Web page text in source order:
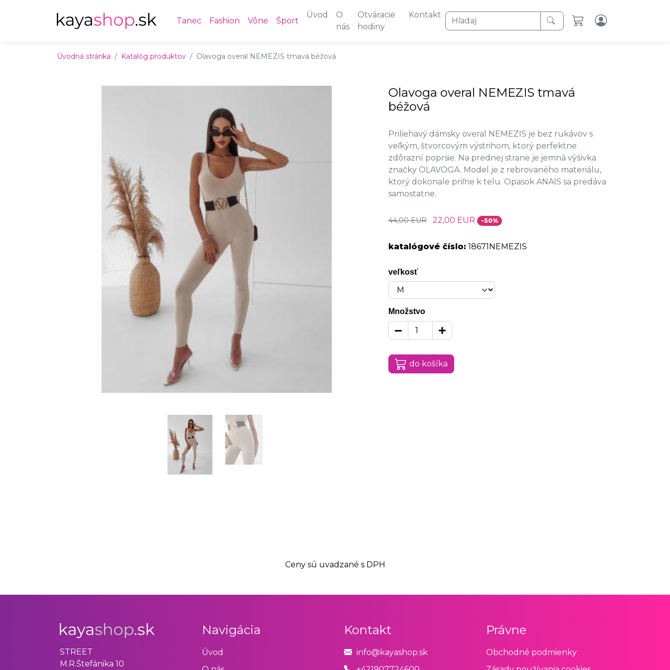
Tanec
Fashion Vône Šport
Úvod
O
nás
Otváracie
hodiny
Kontakt Hľadaj
Úvodná stránka Katalóg produktov Olavoga overal NEMEZIS tmavá béžová
Olavoga overal NEMEZIS tmavá
béžová
Priliehavý dámsky overal NEMEZIS je bez rukávov s
veľkým, štvorcovým výstrihom, ktorý perfektne
zdôrazní poprsie. Na prednej strane je jemná výšivka
značky OLAVOGA. Model je z rebrovaného materiálu,
ktorý dokonale priľne k telu. Opasok ANAIS sa predáva
samostatne.
44,00 EUR 22,00 EUR -50%
katalógové číslo: 18671NEMEZIS
veľkosť
Množstvo
do košíka
Ceny sú uvadzané s DPH
STREET
M.R.Štefánika 10
Navigácia
Úvod
Kontakt
info@kayashop.sk
Právne
Obchodné podmienky